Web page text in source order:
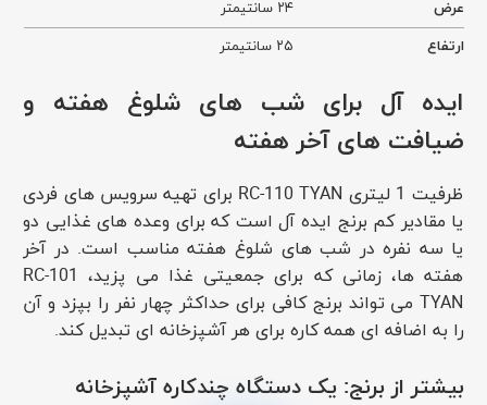
عرض
۲۴ سانتیمتر
ارتفاع
۲۵ سانتیمتر
ایده آل برای شب های شلوغ هفته و
ضیافت های آخر هفته
ظرفیت 1 لیتری RC-110 TYAN برای تهیه سرویس های فردی
یا مقادیر کم برنج ایده آل است که برای وعده های غذایی دو
یا سه نفره در شب های شلوغ هفته مناسب است. در آخر
هفته ها، زمانی که برای جمعیتی غذا می پزید، RC-101
TYAN می تواند برنج کافی برای حداکثر چهار نفر را بپزد و آن
را به اضافه ای همه کاره برای هر آشپزخانه ای تبدیل کند.
بیشتر از برنج: یک دستگاه چندکاره آشپزخانه